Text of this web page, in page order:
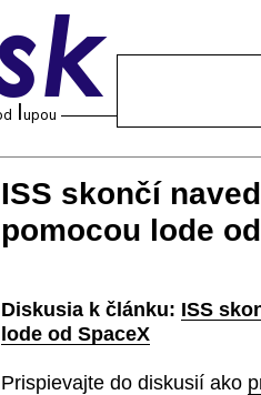
ISS skončí
pomocou lode
Diskusia k článku: ISS
lode od SpaceX
Prispievajte do diskusií ako